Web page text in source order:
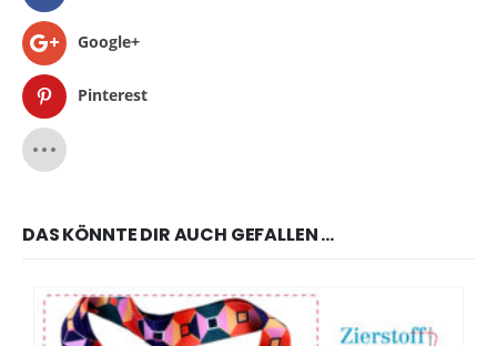
Google+
Pinterest
DAS KÖNNTE DIR AUCH GEFALLEN …